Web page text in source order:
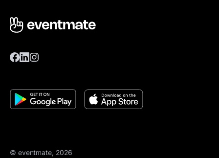
© eventmate, 2026